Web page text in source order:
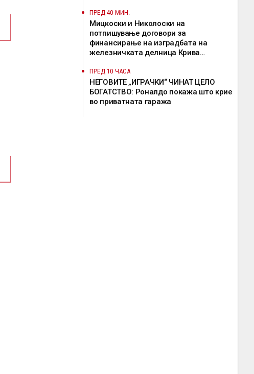
ПРЕД 40 МИН.
Мицкоски и Николоски на
потпишување договори за
финансирање на изградбата на
железничката делница Крива
ПРЕД 10 ЧАСА
НЕГОВИТЕ „ИГРАЧКИ“ ЧИНАТ ЦЕЛО
БОГАТСТВО: Роналдо покажа што крие
во приватната гаража